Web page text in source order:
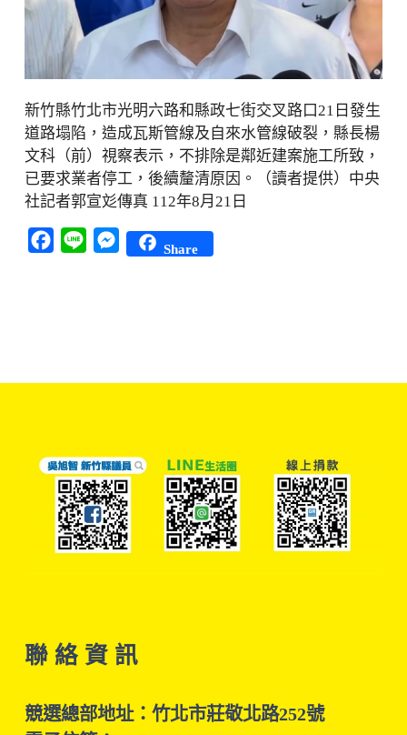
新竹縣竹北市光明六路和縣政七街交叉路口21日發生
道路塌陷，造成瓦斯管線及自來水管線破裂，縣長楊
文科（前）視察表示，不排除是鄰近建案施工所致，
已要求業者停工，後續釐清原因。（讀者提供）中央
社記者郭宣彣傳真 112年8月21日
Facebook
Line Messenger
Share
聯 絡 資 訊
競選總部地址：竹北市莊敬北路252號